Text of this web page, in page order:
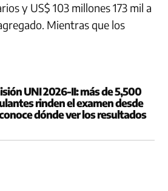
y US$ 103 millones 173 mil a
Mientras que los
UNI 2026-II: más de 5,500
rinden el examen desde
dónde ver los resultados